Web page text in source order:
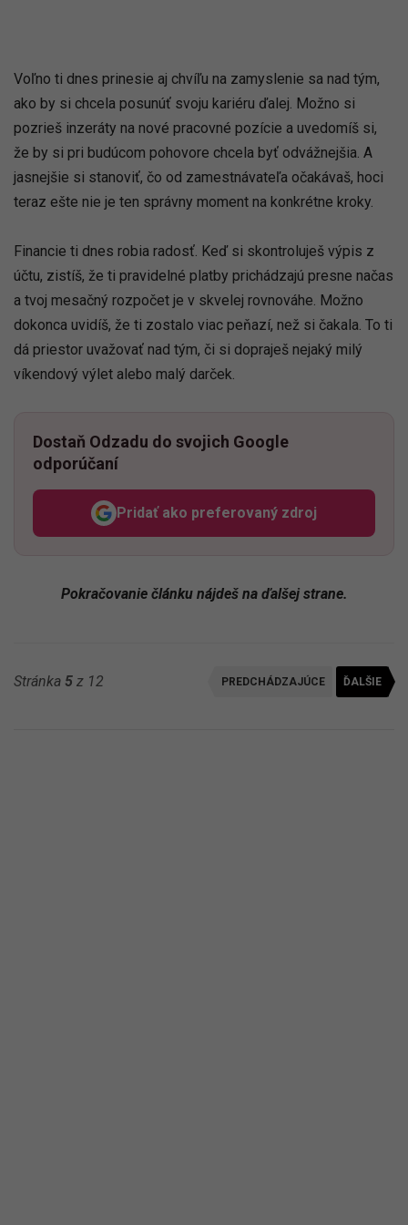
Voľno ti dnes prinesie aj chvíľu na zamyslenie sa nad tým,
ako by si chcela posunúť svoju kariéru ďalej. Možno si
pozrieš inzeráty na nové pracovné pozície a uvedomíš si,
že by si pri budúcom pohovore chcela byť odvážnejšia. A
jasnejšie si stanoviť, čo od zamestnávateľa očakávaš, hoci
teraz ešte nie je ten správny moment na konkrétne kroky.
Financie ti dnes robia radosť. Keď si skontroluješ výpis z
účtu, zistíš, že ti pravidelné platby prichádzajú presne načas
a tvoj mesačný rozpočet je v skvelej rovnováhe. Možno
dokonca uvidíš, že ti zostalo viac peňazí, než si čakala. To ti
dá priestor uvažovať nad tým, či si dopraješ nejaký milý
víkendový výlet alebo malý darček.
Dostaň Odzadu do svojich Google
odporúčaní
Pridať ako preferovaný zdroj
Odzadu, odkaz sa otvorí v
Pokračovanie článku nájdeš na ďalšej strane.
Stránka 5 z 12 PREDCHÁDZAJÚCE ĎALŠIE